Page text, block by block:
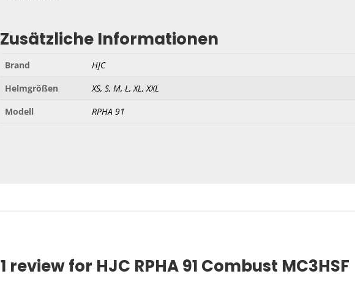
Zusätzliche Informationen
Brand
HJC
Helmgrößen
XS, S, M, L, XL, XXL
Modell
RPHA 91
1 review for HJC RPHA 91 Combust MC3HSF